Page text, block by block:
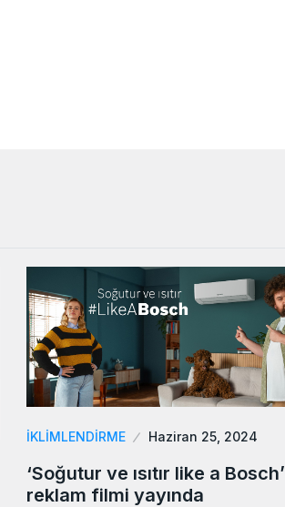
İKLIMLENDIRME Haziran 25, 2024
‘Soğutur ve ısıtır like a Bosch’
reklam filmi yayında